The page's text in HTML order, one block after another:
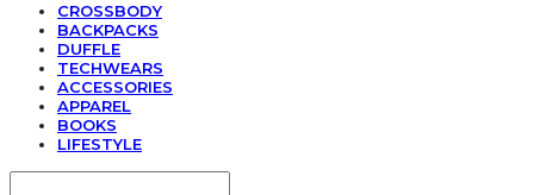
CROSSBODY
BACKPACKS
DUFFLE
TECHWEARS
ACCESSORIES
APPAREL
BOOKS
LIFESTYLE